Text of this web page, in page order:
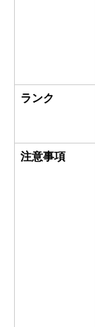
ランク
注意事項